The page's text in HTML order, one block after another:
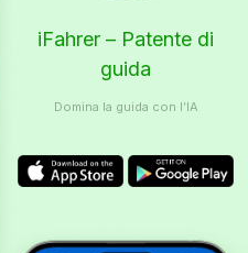
iFahrer – Patente di
guida
Domina la guida con l’IA